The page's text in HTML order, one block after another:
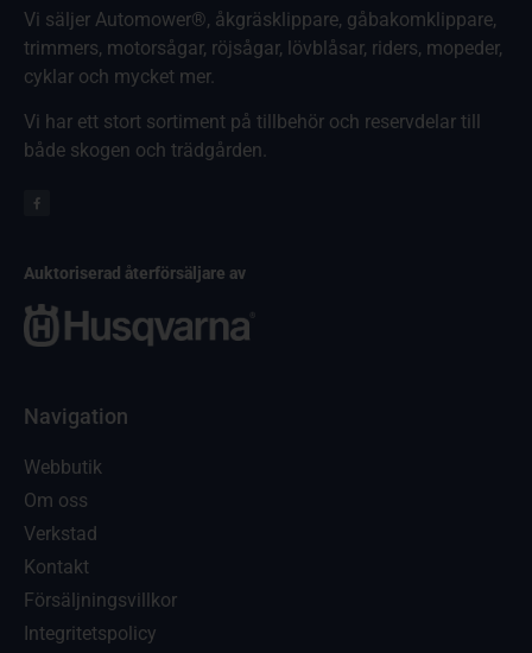
Vi säljer Automower®, åkgräsklippare, gåbakomklippare,
trimmers, motorsågar, röjsågar, lövblåsar, riders, mopeder,
cyklar och mycket mer.
Vi har ett stort sortiment på tillbehör och reservdelar till
både skogen och trädgården.
Auktoriserad återförsäljare av
Navigation
Webbutik
Om oss
Verkstad
Kontakt
Försäljningsvillkor
Integritetspolicy